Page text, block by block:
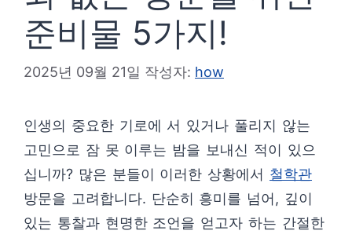
준비물 5가지!
2025년 09월 21일 작성자: how
인생의 중요한 기로에 서 있거나 풀리지 않는
고민으로 잠 못 이루는 밤을 보내신 적이 있으
십니까? 많은 분들이 이러한 상황에서 철학관
방문을 고려합니다. 단순히 흥미를 넘어, 깊이
있는 통찰과 현명한 조언을 얻고자 하는 간절한